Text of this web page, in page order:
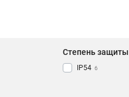
Степень защиты
IP54 6